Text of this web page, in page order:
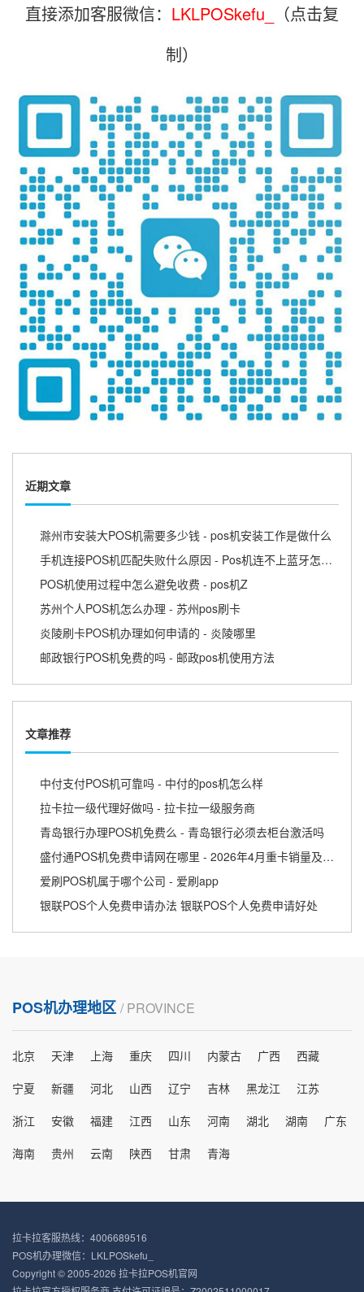
直接添加客服微信： LKLPOSkefu_
（点击复
制）
近期文章
滁州市安装大POS机需要多少钱 - pos机安装工作是做什么
手机连接POS机匹配失败什么原因 - Pos机连不上蓝牙怎么回事
POS机使用过程中怎么避免收费 - pos机Z
苏州个人POS机怎么办理 - 苏州pos刷卡
炎陵刷卡POS机办理如何申请的 - 炎陵哪里
邮政银行POS机免费的吗 - 邮政pos机使用方法
文章推荐
中付支付POS机可靠吗 - 中付的pos机怎么样
拉卡拉一级代理好做吗 - 拉卡拉一级服务商
青岛银行办理POS机免费么 - 青岛银行必须去柜台激活吗
盛付通POS机免费申请网在哪里 - 2026年4月重卡销量及行业动态
爱刷POS机属于哪个公司 - 爱刷app
银联POS个人免费申请办法 银联POS个人免费申请好处
POS机办理地区 / PROVINCE
北京 天津 上海 重庆 四川 内蒙古 广西
西藏
宁夏
新疆 河北 山西 辽宁 吉林 黑龙江
江苏
浙江
安徽 福建 江西 山东 河南 湖北 湖南
广东
海南
贵州 云南 陕西 甘肃 青海
拉卡拉客服热线：4006689516
POS机办理微信：LKLPOSkefu_
Copyright © 2005-2026 拉卡拉POS机官网